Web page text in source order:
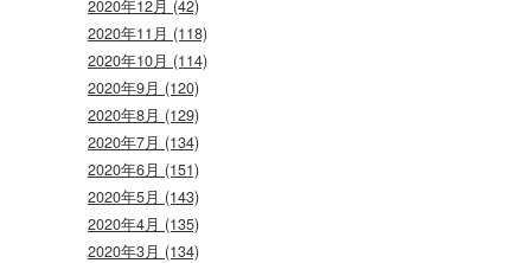
2020年12月 (42)
2020年11月 (118)
2020年10月 (114)
2020年9月 (120)
2020年8月 (129)
2020年7月 (134)
2020年6月 (151)
2020年5月 (143)
2020年4月 (135)
2020年3月 (134)